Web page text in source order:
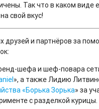
Так что в каком виде
свой вкус!
друзей и партнёров за
шефа и шеф-повара
», а также Лидию
«Борька Зорька» за
с разделкой курицы.